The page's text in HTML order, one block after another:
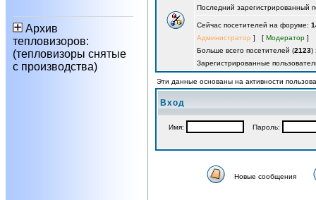
Архив
тепловизоров:
(тепловизоры снятые
с производства)
Последний зарегистрированный
Сейчас посетителей на форуме:
Администратор ] [ Модератор ]
Больше всего посетителей (2123)
Зарегистрированные
Эти данные основаны на активности
Вход
Имя: Пароль:
Новые сообщения